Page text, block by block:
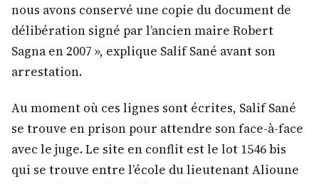
nous avons conservé une copie du document de
délibération signé par l’ancien maire Robert
Sagna en 2007 », explique Salif Sané avant son
arrestation.
Au moment où ces lignes sont écrites, Salif Sané
se trouve en prison pour attendre son face-à-face
avec le juge. Le site en conflit est le lot 1546 bis
qui se trouve entre l’école du lieutenant Alioune